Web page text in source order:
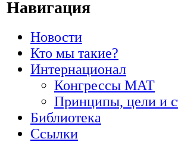
Навигация
Новости
Кто мы такие?
Интернационал
Конгрессы МАТ
Принципы, цели и
Библиотека
Ссылки